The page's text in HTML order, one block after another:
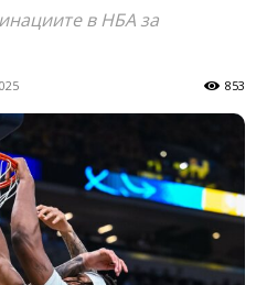
в НБА за
853